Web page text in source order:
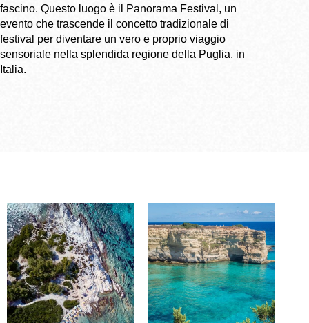
fascino. Questo luogo è il Panorama Festival, un
evento che trascende il concetto tradizionale di
festival per diventare un vero e proprio viaggio
sensoriale nella splendida regione della Puglia, in
Italia.